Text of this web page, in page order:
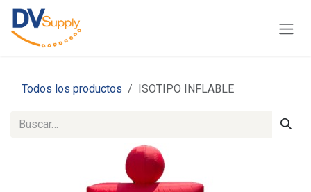
Ir al contenido
Todos los productos ISOTIPO INFLABLE